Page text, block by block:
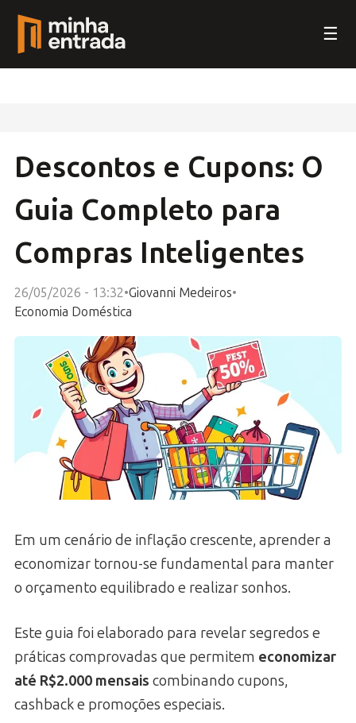
☰
Descontos e Cupons: O
Guia Completo para
Compras Inteligentes
26/05/2026 - 13:32•Giovanni Medeiros•
Economia Doméstica
Em um cenário de inflação crescente, aprender a
economizar tornou-se fundamental para manter
o orçamento equilibrado e realizar sonhos.
Este guia foi elaborado para revelar segredos e
práticas comprovadas que permitem economizar
até R$2.000 mensais combinando cupons,
cashback e promoções especiais.